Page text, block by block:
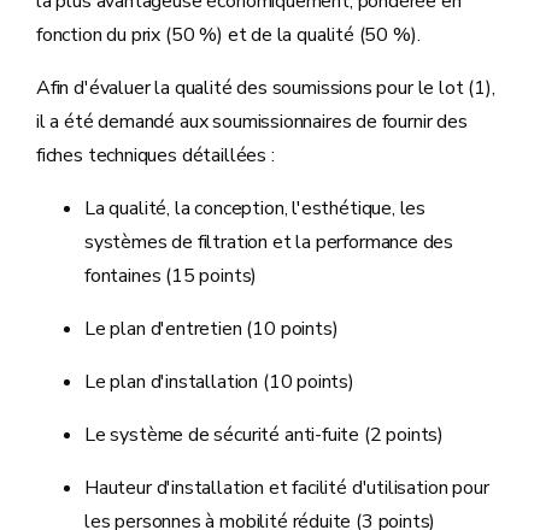
fonction du prix (50 %) et de la qualité (50 %).
Afin d'évaluer la qualité des soumissions pour le lot (1),
il a été demandé aux soumissionnaires de fournir des
fiches techniques détaillées :
La qualité, la conception, l'esthétique, les
systèmes de filtration et la performance des
fontaines (15 points)
Le plan d'entretien (10 points)
Le plan d'installation (10 points)
Le système de sécurité anti-fuite (2 points)
Hauteur d'installation et facilité d'utilisation pour
les personnes à mobilité réduite (3 points)